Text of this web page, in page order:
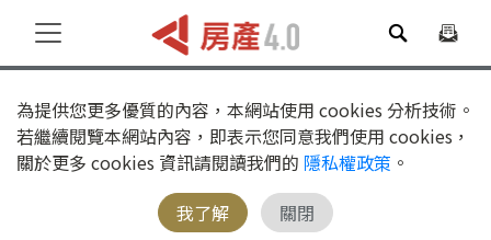
為提供您更多優質的內容，本網站使用 cookies 分析技術。
若繼續閱覽本網站內容，即表示您同意我們使用 cookies，
關於更多 cookies 資訊請閱讀我們的 隱私權政策 。
我了解
關閉